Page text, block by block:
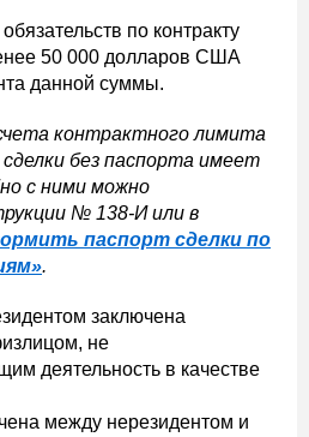
по контракту
50 000 долларов США
данной суммы.
контрактного лимита
без паспорта имеет
с ними можно
№ 138-И или в
паспорт сделки по
.
заключена
не
деятельность в качестве
между нерезидентом и